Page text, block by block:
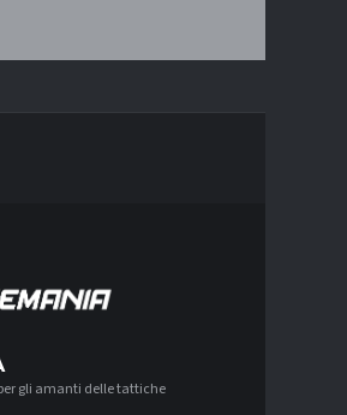
gli amanti delle tattiche